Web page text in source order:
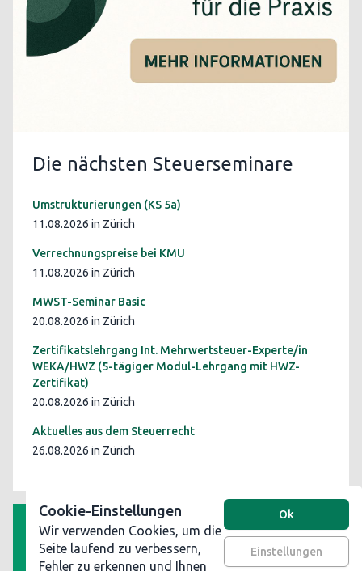
Die nächsten Steuerseminare
Umstrukturierungen (KS 5a)
11.08.2026 in Zürich
Verrechnungspreise bei KMU
11.08.2026 in Zürich
MWST-Seminar Basic
20.08.2026 in Zürich
Zertifikatslehrgang Int. Mehrwertsteuer-Experte/in
WEKA/HWZ (5-tägiger Modul-Lehrgang mit HWZ-
Zertifikat)
20.08.2026 in Zürich
Aktuelles aus dem Steuerrecht
26.08.2026 in Zürich
AGB
Datenschutz
Cookie-Einstellungen
Wir verwenden Cookies, um die
Seite laufend zu verbessern,
Fehler zu erkennen und Ihnen
Ok
Einstellungen